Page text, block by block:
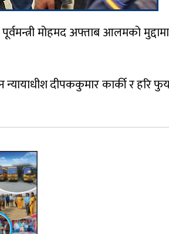
मोहमद अफ्ताब आलमको
दीपककुमार कार्की र हरि